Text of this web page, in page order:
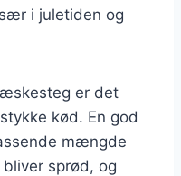
i juletiden og
er det
kød. En god
mængde
sprød, og